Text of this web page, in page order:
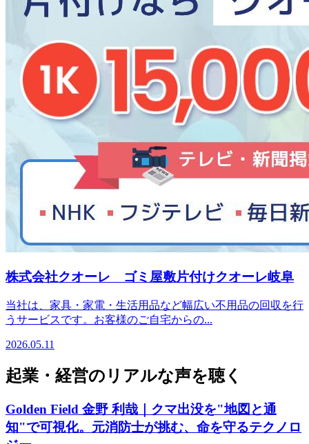
株式会社クオーレ ゴミ屋敷片付けクオーレ岐阜
当社は、家具・家電・生活用品など幅広い不用品の回収を行
うサービスです。お客様のご自宅からの...
2026.05.11
起業・経営のリアルな声を聴く
Golden Field 金野 利哉｜クマ出没を"地図と通
知"で可視化。元消防士が挑む、命を守るテクノロ